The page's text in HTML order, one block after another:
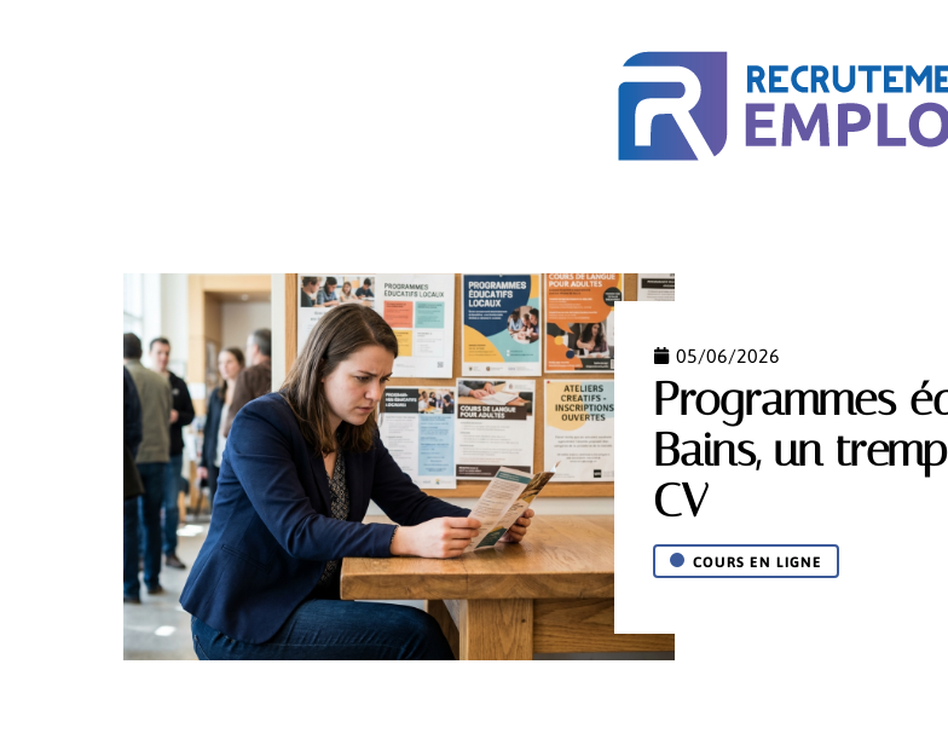
05/06/2026
Programmes
Bains, un
CV
COURS EN LIGNE